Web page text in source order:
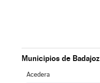
Municipios de Badajoz
Acedera